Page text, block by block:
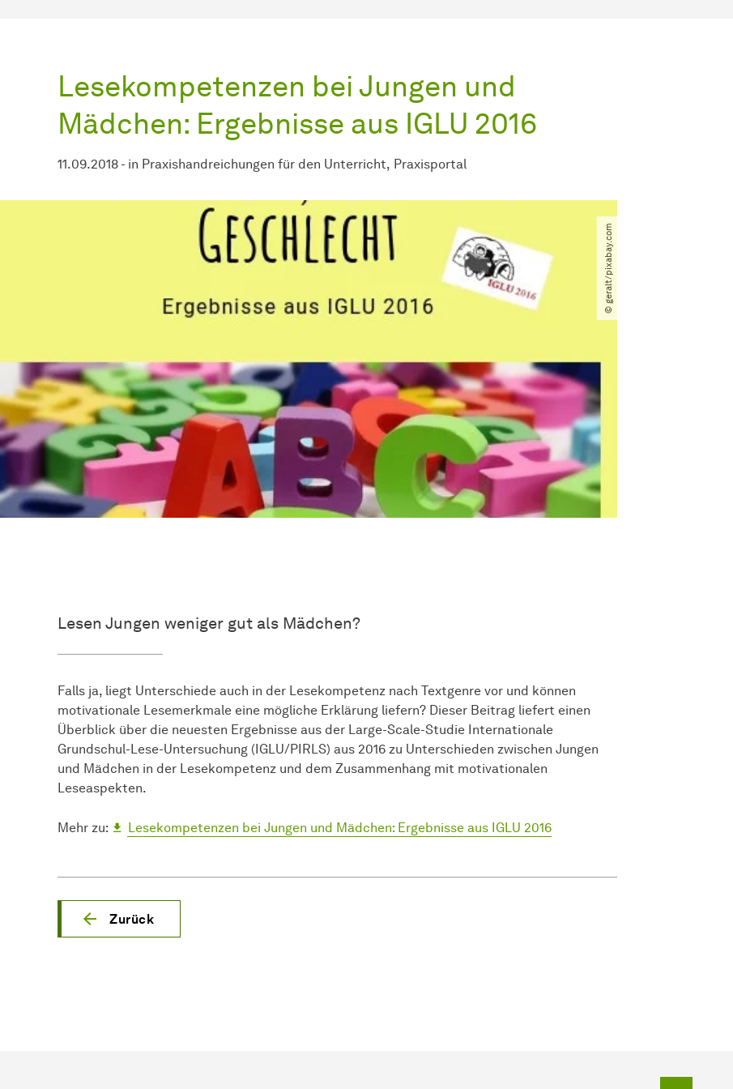
Lesekompetenzen bei Jungen und
Mädchen: Ergebnisse aus IGLU 2016
11.09.2018 - in Praxishandreichungen für den Unterricht Praxisportal
© geralt​/​pixabay.com
Lesen Jungen weniger gut als Mädchen?
Falls ja, liegt Unterschiede auch in der Lesekompetenz nach Textgenre vor und können
motivationale Lesemerkmale eine mögliche Erklärung liefern? Dieser Beitrag liefert einen
Überblick über die neuesten Ergebnisse aus der Large-Scale-Studie Internationale
Grundschul-Lese-Untersuchung (IGLU/PIRLS) aus 2016 zu Unterschieden zwischen Jungen
und Mädchen in der Lesekompetenz und dem Zusammenhang mit motivationalen
Leseaspekten.
Mehr zu: Lesekompetenzen bei Jungen und Mädchen: Ergebnisse aus IGLU 2016
Zurück